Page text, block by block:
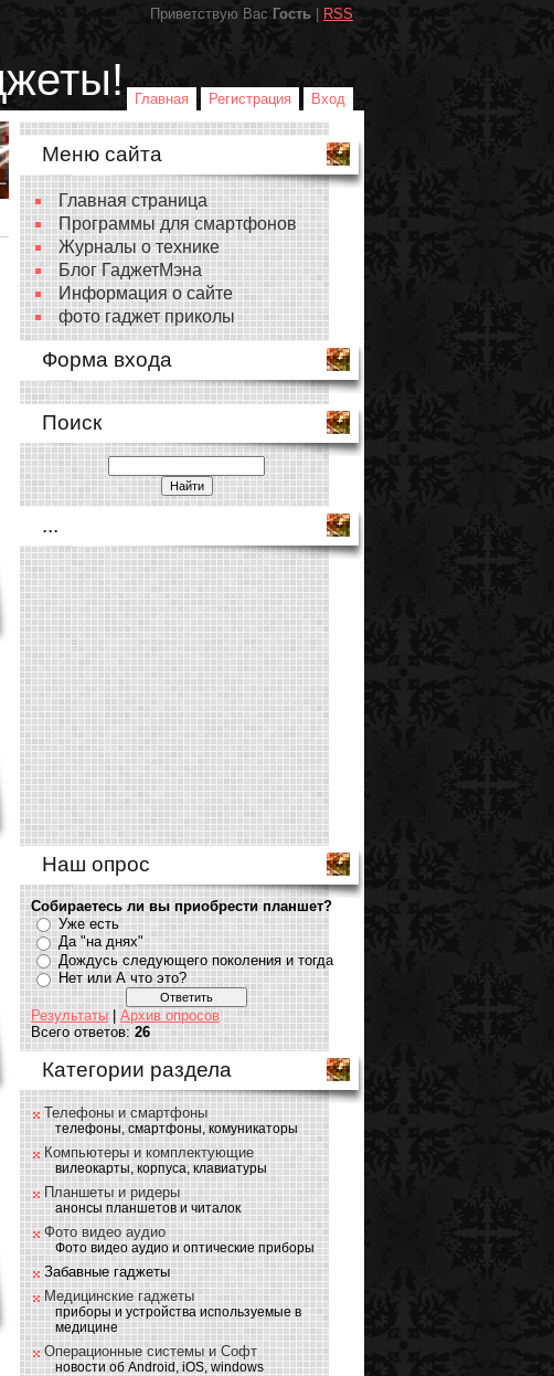
Приветствую Вас Гость RSS
Главная Регистрация Вход
Меню сайта
Главная страница
Программы для смартфонов
Журналы о технике
Блог ГаджетМэна
Информация о сайте
фото гаджет приколы
Форма входа
Поиск
...
Наш опрос
Собираетесь ли вы приобрести планшет?
Уже есть
Да "на днях"
Дождусь следующего поколения и тогда
Нет или А что это?
Результаты| Архив опросов
Всего ответов:26
Категории раздела
Телефоны и смартфоны
телефоны, смартфоны, комуникаторы
Компьютеры и комплектующие
вилеокарты, корпуса, клавиатуры
Планшеты и ридеры
анонсы планшетов и читалок
Фото видео аудио
Фото видео аудио и оптические приборы
Забавные гаджеты
Медицинские гаджеты
приборы и устройства используемые в
медицине
Операционные системы и Софт
новости об Android, iOS, windows